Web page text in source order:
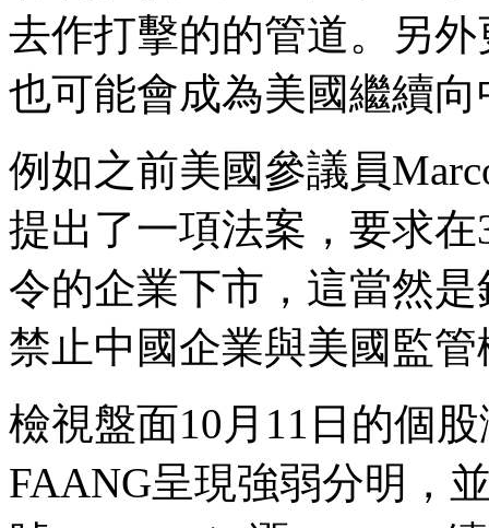
去作打擊的的管道。另
也可能會成為美國繼續
例如之前美國參議員
提出了一項法案，要求
令的企業下市，這當然
禁止中國企業與美國監
檢視盤面10月11日的個
FAANG呈現強弱分明，